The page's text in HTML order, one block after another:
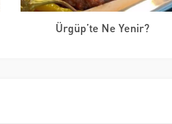
Ürgüp’te Ne Yenir?